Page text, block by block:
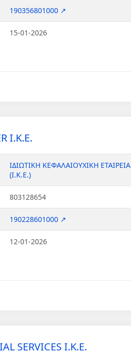
190356801000 ↗
15-01-2026
Ι.Κ.Ε.
ΙΔΙΩΤΙΚΗ ΚΕΦΑΛΑΙΟΥΧΙΚΗ ΕΤΑΙΡΕΙΑ
(Ι.Κ.Ε.)
803128654
190228601000 ↗
12-01-2026
SERVICES Ι.Κ.Ε.